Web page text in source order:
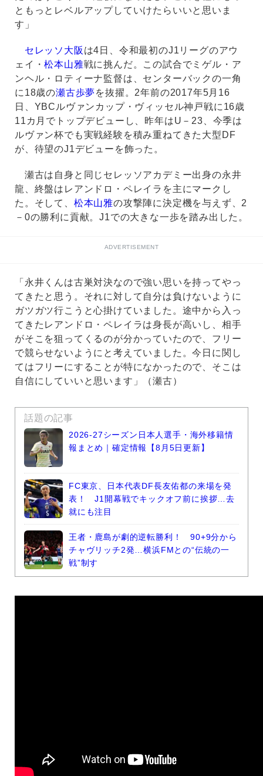
ともっとレベルアップしていけたらいいと思いま
す」
セレッソ大阪 は4日、令和最初のJ1リーグのアウ
ェイ・松本山雅戦に挑んだ。この試合でミゲル・ア
ンヘル・ロティーナ監督は、センターバックの一角
に18歳の瀬古歩夢を抜擢。2年前の2017年5月16
日、YBCルヴァンカップ・ヴィッセル神戸戦に16歳
11カ月でトップデビューし、昨年はU－23、今季は
ルヴァン杯でも実戦経験を積み重ねてきた大型DF
が、待望のJ1デビューを飾った。
瀬古は自身と同じセレッソアカデミー出身の永井
龍、終盤はレアンドロ・ペレイラを主にマークし
た。そして、 松本山雅の攻撃陣に決定機を与えず、2
－0の勝利に貢献。J1での大きな一歩を踏み出した。
ADVERTISEMENT
「永井くんは古巣対決なので強い思いを持ってやっ
てきたと思う。それに対して自分は負けないように
ガツガツ行こうと心掛けていました。途中から入っ
てきたレアンドロ・ペレイラは身長が高いし、相手
がそこを狙ってくるのが分かっていたので、フリー
で競らせないようにと考えていました。今日に関し
てはフリーにすることが特になかったので、そこは
自信にしていいと思います」（瀬古）
話題の記事
2026-27シーズン日本人選手・海外移籍情
報まとめ｜確定情報【8月5日更新】
FC東京、日本代表DF長友佑都の来場を発
表！ J1開幕戦でキックオフ前に挨拶…去
就にも注目
王者・鹿島が劇的逆転勝利！ 90+9分から
チャヴリッチ2発…横浜FMとの“伝統の一
戦”制す